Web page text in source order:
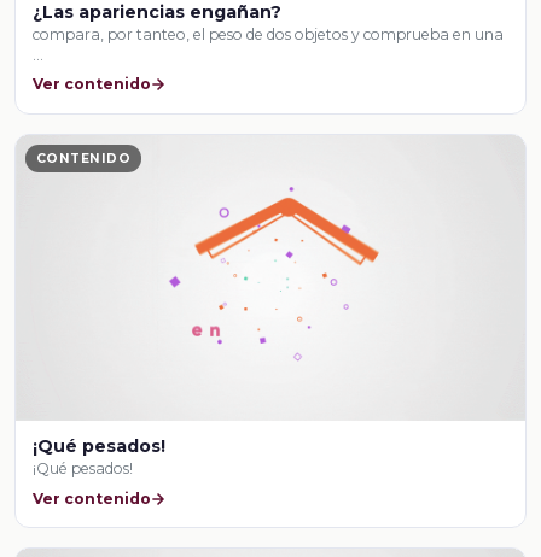
¿Las apariencias engañan?
compara, por tanteo, el peso de dos objetos y comprueba en una
…
Ver contenido
CONTENIDO
¡Qué pesados!
¡Qué pesados!
Ver contenido